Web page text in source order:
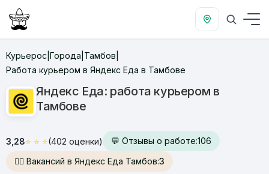
Курьерос Города Тамбов
Работа курьером в Яндекс Еда в Тамбове
Яндекс Еда: работа курьером в
Тамбове
3,28⭐ ⭐ ⭐(402 оценки) 💬 Отзывы о работе:106
🙋‍♂️ Вакансий в Яндекс Еда Тамбов:3